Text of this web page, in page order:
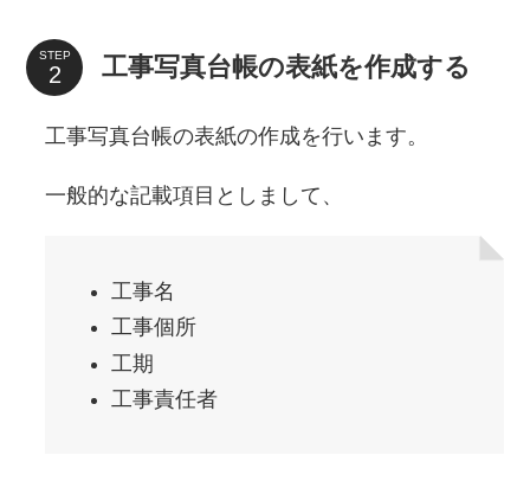
STEP 工事写真台帳の表紙を作成する
工事写真台帳の表紙の作成を行います。
一般的な記載項目としまして、
工事名
工事個所
工期
工事責任者